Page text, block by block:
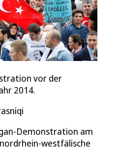
vor der
2014.
Demonstration am
westfälische